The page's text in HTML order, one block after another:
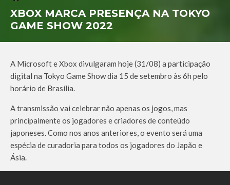
XBOX MARCA PRESENÇA NA TOKYO
GAME SHOW 2022
A Microsoft e Xbox divulgaram hoje (31/08) a participação
digital na Tokyo Game Show dia 15 de setembro às 6h pelo
horário de Brasília.
A transmissão vai celebrar não apenas os jogos, mas
principalmente os jogadores e criadores de conteúdo
japoneses. Como nos anos anteriores, o evento será uma
espécia de curadoria para todos os jogadores do Japão e
Ásia.